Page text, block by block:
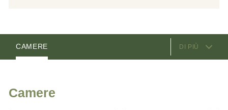
DI PIÙ
SERVIZI OFFERTI
CAMERE
Camere